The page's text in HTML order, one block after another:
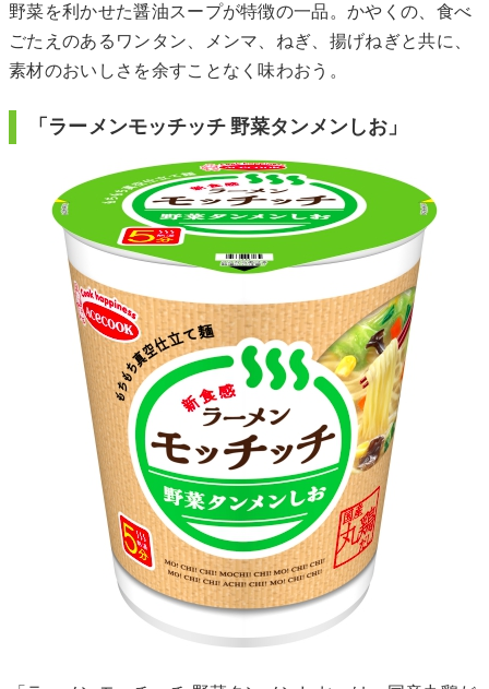
野菜を利かせた醤油スープが特徴の一品。かやくの、食べ
ごたえのあるワンタン、メンマ、ねぎ、揚げねぎと共に、
素材のおいしさを余すことなく味わおう。
「ラーメンモッチッチ 野菜タンメンしお」